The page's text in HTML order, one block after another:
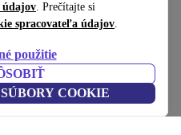
údajov. Prečítajte si
spracovateľa údajov.
použitie
COOKIE
mit záhradný